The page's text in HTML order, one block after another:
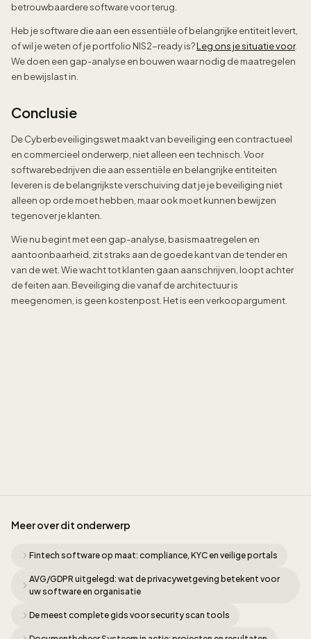
betrouwbaardere software voor terug.
Heb je software die aan een essentiële of belangrijke entiteit levert,
of wil je weten of je portfolio NIS2-ready is?Leg ons je situatie voor.
We doen een gap-analyse en bouwen waar nodig de maatregelen
en bewijslast in.
Conclusie
De Cyberbeveiligingswet maakt van beveiliging een contractueel
en commercieel onderwerp, niet alleen een technisch. Voor
softwarebedrijven die aan essentiële en belangrijke entiteiten
leveren is de belangrijkste verschuiving dat je je beveiliging niet
alleen op orde moet hebben, maar ook moet kunnen bewijzen
tegenover je klanten.
Wie nu begint met een gap-analyse, basismaatregelen en
aantoonbaarheid, zit straks aan de goede kant van de tender en
van de wet. Wie wacht tot klanten gaan aanschrijven, loopt achter
de feiten aan. Beveiliging die vanaf de architectuur is
meegenomen, is geen kostenpost. Het is een verkoopargument.
Meer over dit onderwerp
Fintech software op maat: compliance, KYC en veilige portals
AVG/GDPR uitgelegd: wat de privacywetgeving betekent voor
uw software en organisatie
De meest complete gids voor security scan tools